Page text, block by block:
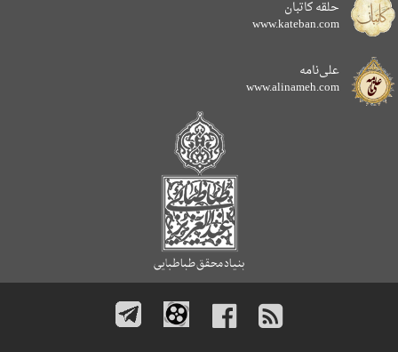
حلقه کاتبان
www.kateban.com
علی‌نامه
www.alinameh.com